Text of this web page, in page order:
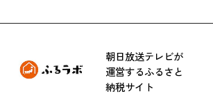
朝日放送テレビが
運営するふるさと
納税サイト